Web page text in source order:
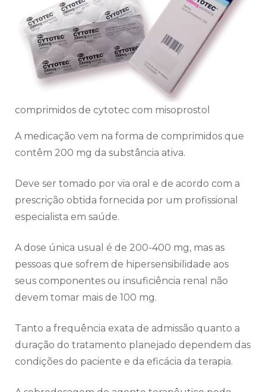
comprimidos de cytotec com misoprostol
A medicação vem na forma de comprimidos que
contêm 200 mg da substância ativa.
Deve ser tomado por via oral e de acordo com a
prescrição obtida fornecida por um profissional
especialista em saúde.
A dose única usual é de 200-400 mg, mas as
pessoas que sofrem de hipersensibilidade aos
seus componentes ou insuficiência renal não
devem tomar mais de 100 mg.
Tanto a frequência exata de admissão quanto a
duração do tratamento planejado dependem das
condições do paciente e da eficácia da terapia.